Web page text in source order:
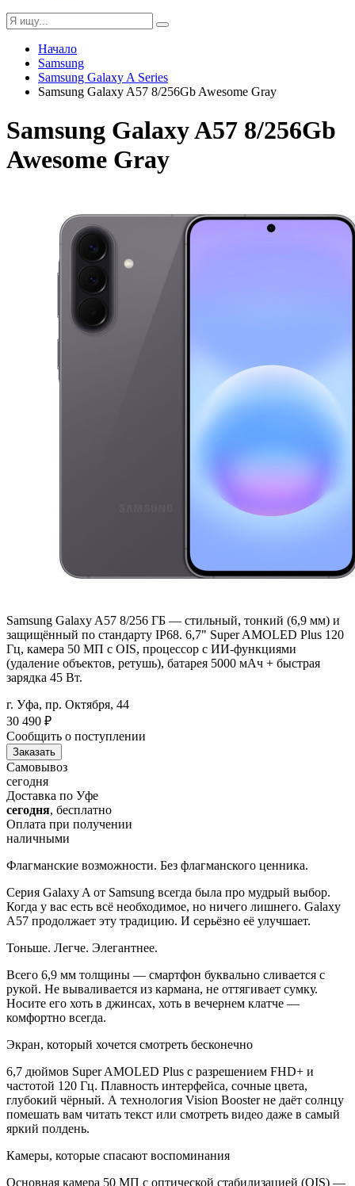
Начало
Samsung
Samsung Galaxy A Series
Samsung Galaxy A57 8/256Gb Awesome Gray
Samsung Galaxy A57 8/256Gb
Awesome Gray
Samsung Galaxy A57 8/256 ГБ — стильный, тонкий (6,9 мм) и
защищённый по стандарту IP68. 6,7" Super AMOLED Plus 120
Гц, камера 50 МП с OIS, процессор с ИИ-функциями
(удаление объектов, ретушь), батарея 5000 мАч + быстрая
зарядка 45 Вт.
г. Уфа, пр. Октября, 44
30 490 ₽
Сообщить о поступлении
Заказать
Самовывоз
сегодня
Доставка по Уфе
сегодня, бесплатно
Оплата при получении
наличными
Флагманские возможности. Без флагманского ценника.
Серия Galaxy A от Samsung всегда была про мудрый выбор.
Когда у вас есть всё необходимое, но ничего лишнего. Galaxy
A57 продолжает эту традицию. И серьёзно её улучшает.
Тоньше. Легче. Элегантнее.
Всего 6,9 мм толщины — смартфон буквально сливается с
рукой. Не вываливается из кармана, не оттягивает сумку.
Носите его хоть в джинсах, хоть в вечернем клатче —
комфортно всегда.
Экран, который хочется смотреть бесконечно
6,7 дюймов Super AMOLED Plus с разрешением FHD+ и
частотой 120 Гц. Плавность интерфейса, сочные цвета,
глубокий чёрный. А технология Vision Booster не даёт солнцу
помешать вам читать текст или смотреть видео даже в самый
яркий полдень.
Камеры, которые спасают воспоминания
Основная камера 50 МП с оптической стабилизацией (OIS) —